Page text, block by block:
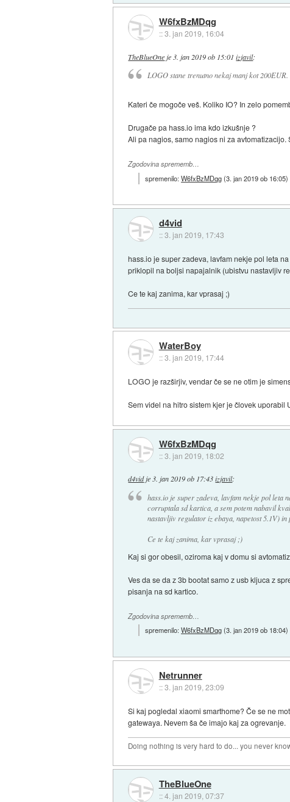
W6fxBzMDqg
::3. jan 2019, 16:04
TheBlueOne je 3. jan 2019 ob 15:01 izjavil:
LOGO stane trenutno nekaj manj kot 200EUR.
Kateri če mogoče veš. Koliko IO? In zelo
Drugače pa hass.io ima kdo izkušnje ?
Ali pa nagios, samo nagios ni za
Zgodovina sprememb…
spremenilo:W6fxBzMDqg(3. jan 2019 ob 16:05)
d4vid
::3. jan 2019, 17:43
hass.io je super zadeva, lavfam nekje pol leta
priklopil na boljsi napajalnik (ubistvu nastavljiv
Ce te kaj zanima, kar vprasaj ;)
WaterBoy
::3. jan 2019, 17:44
LOGO je razširjiv, vendar če se ne otim je
Sem videl na hitro sistem kjer je človek
W6fxBzMDqg
::3. jan 2019, 18:02
d4vidje3. jan 2019 ob 17:43 izjavil:
hass.io je super zadeva, lavfam nekje pol leta
corruptala sd kartica, a sem potem nabavil
nastavljiv regulator iz ebaya, napetost 5.1V) in
Ce te kaj zanima, kar vprasaj ;)
Kaj si gor obesil, oziroma kaj v domu si
Ves da se da z 3b bootat samo z usb kljuca z
pisanja na sd kartico.
Zgodovina sprememb…
spremenilo:W6fxBzMDqg(3. jan 2019 ob 18:04)
Netrunner
::3. jan 2019, 23:09
Si kaj pogledal xiaomi smarthome? Če se ne
gatewaya. Nevem ša če imajo kaj za ogrevanje.
Doing nothing is very hard to do... you never
TheBlueOne
::4. jan 2019, 07:37